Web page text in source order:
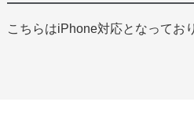
こちらはiPhone対応となってお